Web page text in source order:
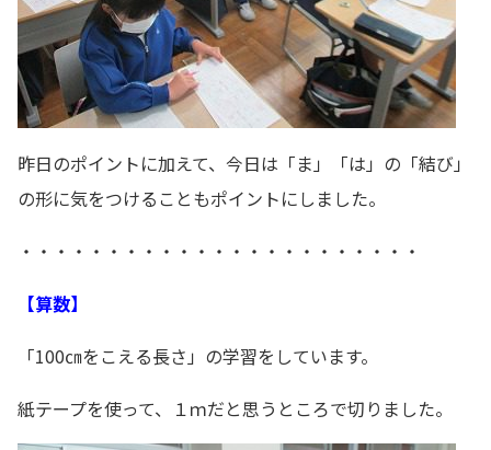
昨日のポイントに加えて、今日は「ま」「は」の「結び」
の形に気をつけることもポイントにしました。
・・・・・・・・・・・・・・・・・・・・・・・
【算数】
「100㎝をこえる長さ」の学習をしています。
紙テープを使って、１ｍだと思うところで切りました。